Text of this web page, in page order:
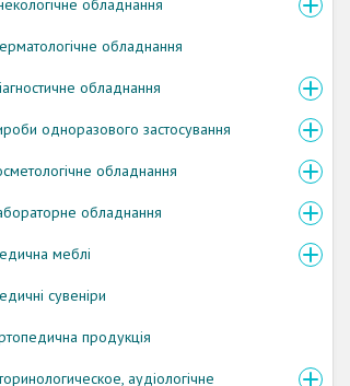
обладнання
обладнання
обладнання
одноразового застосування
обладнання
обладнання
меблі
сувеніри
продукція
аудіологічне